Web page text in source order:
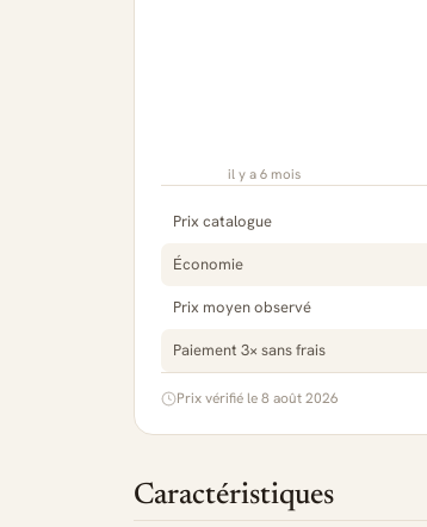
il y a 6 mois
Prix catalogue
Économie
Prix moyen observé
Paiement 3× sans frais
Prix vérifié le 8 août 2026
Caractéristiques